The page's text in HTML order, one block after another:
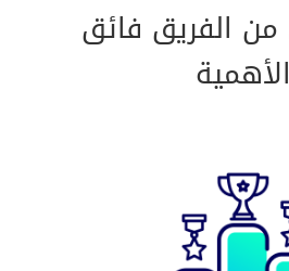
الفريق فائق
الأهمية